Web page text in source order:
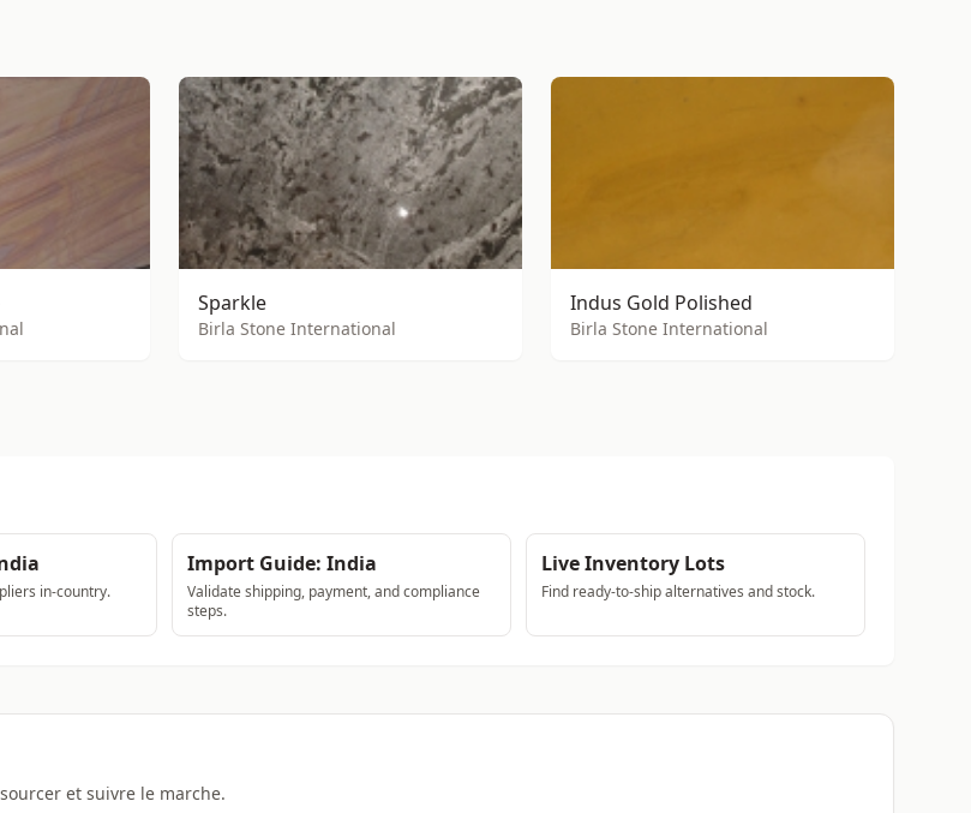
Sparkle
Birla Stone International
Indus Gold Polished
Birla Stone International
in-country.
Import Guide: India
Validate shipping, payment, and compliance
steps.
Live Inventory Lots
Find ready-to-ship alternatives and stock.
et suivre le marche.